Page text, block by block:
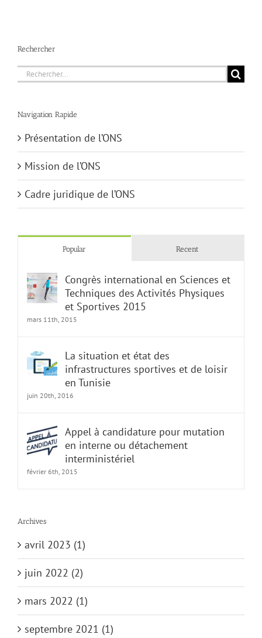
Rechercher
Rechercher:
Navigation Rapide
Présentation de l’ONS
Mission de l’ONS
Cadre juridique de l’ONS
Popular Recent
Congrès international en Sciences et
Techniques des Activités Physiques
et Sportives 2015
mars 11th, 2015
La situation et état des
infrastructures sportives et de loisir
en Tunisie
juin 20th, 2016
Appel à candidature pour mutation
en interne ou détachement
interministériel
février 6th, 2015
Archives
avril 2023 (1)
juin 2022 (2)
mars 2022 (1)
septembre 2021 (1)